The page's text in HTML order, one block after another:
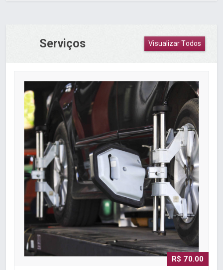
Serviços Visualizar Todos
R$ 70.00